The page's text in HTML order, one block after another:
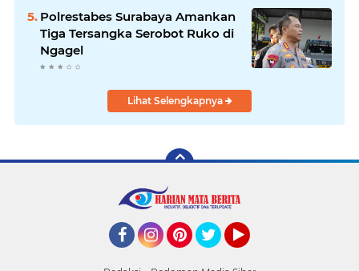
Polrestabes Surabaya Amankan
Tiga Tersangka Serobot Ruko di
Ngagel
Lihat Selengkapnya